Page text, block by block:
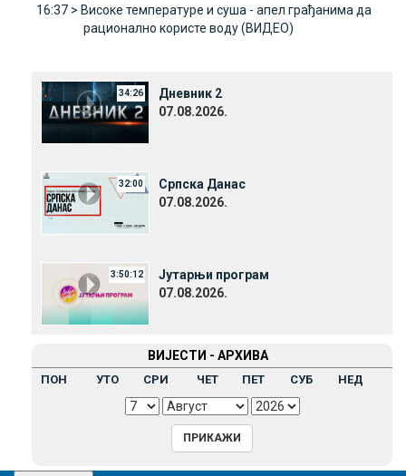
16:37 > Високе температуре и суша - апел грађанима да
рационално користе воду (ВИДЕО)
34:26
Дневник 2
07.08.2026.
32:00
Српска Данас
07.08.2026.
3:50:12
Јутарњи програм
07.08.2026.
ВИЈЕСТИ - АРХИВА
ПОН УТО СРИ ЧЕТ ПЕТ СУБ НЕД